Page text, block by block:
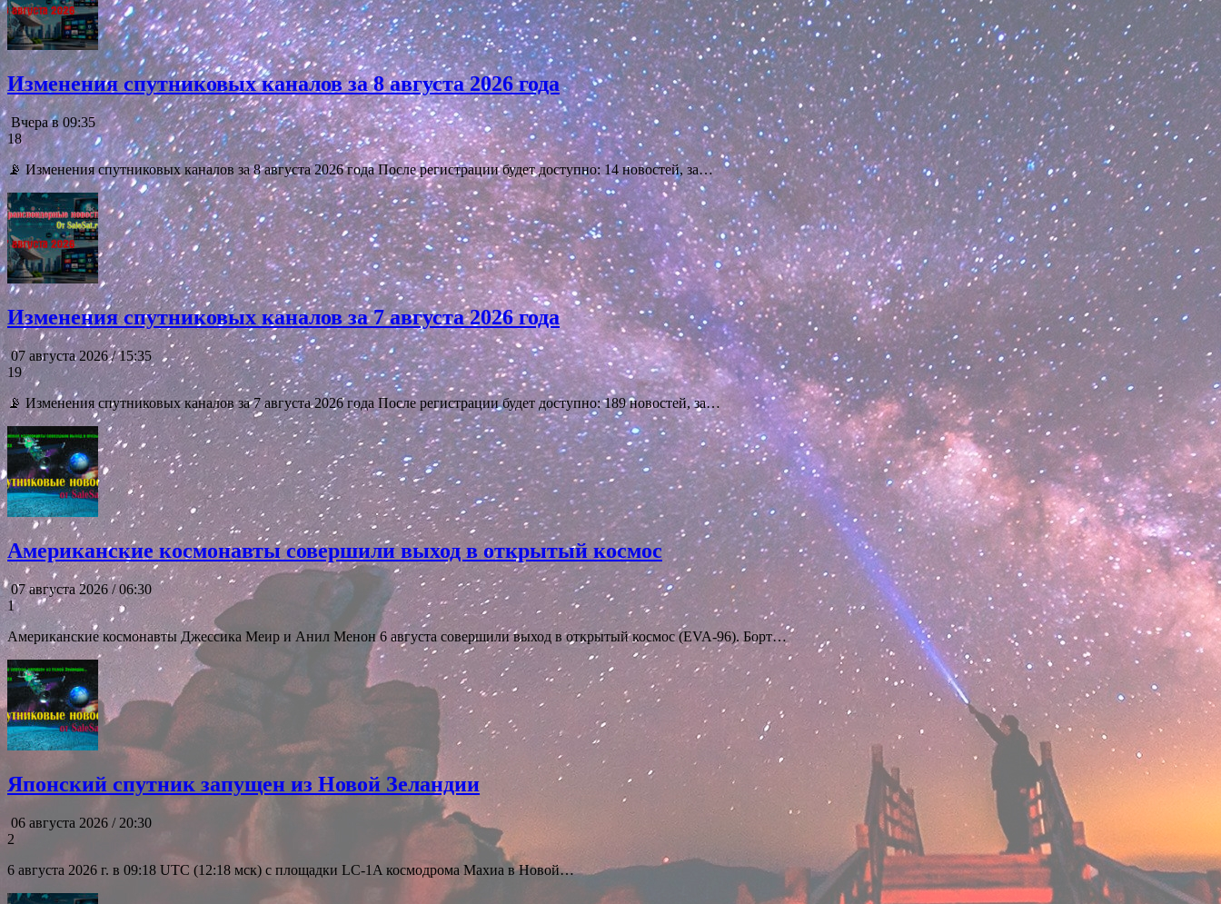
Изменения спутниковых каналов за 8 августа 2026 года
Вчера в 09:35
18
📡 Изменения спутниковых каналов за 8 августа 2026 года После регистрации будет доступно: 14 новостей, за…
Изменения спутниковых каналов за 7 августа 2026 года
07 августа 2026 / 15:35
19
📡 Изменения спутниковых каналов за 7 августа 2026 года После регистрации будет доступно: 189 новостей, за…
Американские космонавты совершили выход в открытый космос
07 августа 2026 / 06:30
1
Американские космонавты Джессика Меир и Анил Менон 6 августа совершили выход в открытый космос (EVA-96). Борт…
Японский спутник запущен из Новой Зеландии
06 августа 2026 / 20:30
2
6 августа 2026 г. в 09:18 UTC (12:18 мск) с площадки LC-1A космодрома Махиа в Новой…